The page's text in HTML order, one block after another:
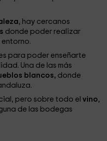
, hay cercanos
donde poder realizar
entorno.
para poder enseñarte
Una de las más
blancos, donde
pero sobre todo elvino,
de las bodegas